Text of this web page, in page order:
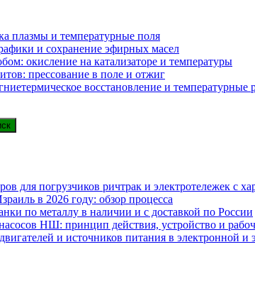
плазмы и температурные поля
и сохранение эфирных масел
окисление на катализаторе и температуры
прессование в поле и отжиг
восстановление и
для погрузчиков ричтрак и электротележек с
в 2026 году: обзор процесса
по металлу в наличии и с доставкой по России
НШ: принцип действия, устройство и
и источников питания в электронной